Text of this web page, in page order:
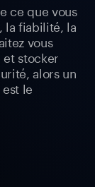
ce que vous
fiabilité, la
vous
stocker
alors un
le